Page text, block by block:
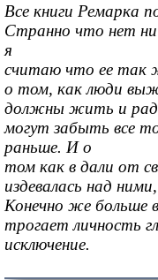
Все книги Ремарка
Странно что нет ни
я
считаю что ее так
о том, как люди
должны жить и
могут забыть все
раньше. И о
том как в дали от
издевалась над
Конечно же больше
трогает личность
исключение.